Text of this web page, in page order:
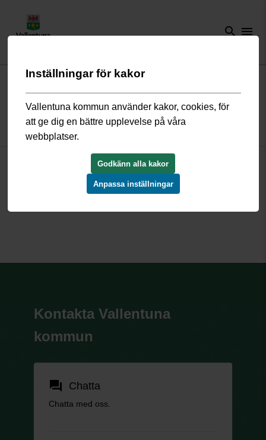
search menu
Start/Bygga, bo och miljö/ Översiktsplan och detaljplaner
Detaljplan Västanberga D990204
D990204_beskrivning.pdf
D990204_plankarta.pdf
Kontakta Vallentuna
kommun
forum Chatta
Chatta med oss.
Inställningar för kakor
Vallentuna kommun använder kakor, cookies, för
att ge dig en bättre upplevelse på våra
webbplatser.
Godkänn alla kakor
Anpassa inställningar